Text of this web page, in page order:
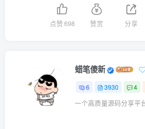
点赞698 赞赏 分享
蜡笔傻新
6 3930 4
一个高质量源码分享平台